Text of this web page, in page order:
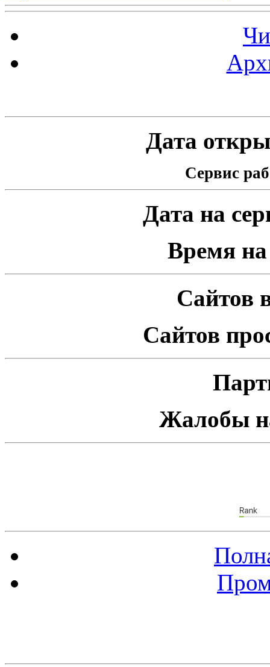
Дата
Сервис
Дата на
Время на
Сайтов
Сайтов
Жалобы